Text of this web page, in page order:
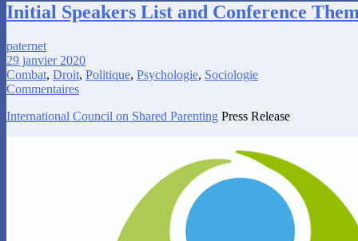
Initial Speakers List and Conference
paternet
29 janvier 2020
Combat, Droit, Politique, Psychologie, Sociologie
Commentaires
International Council on Shared Parenting Press Release